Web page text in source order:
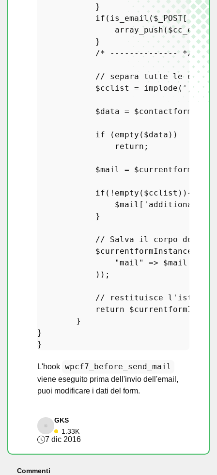
            }
if ( is_email($_POST[
array_push($cc_email
            }
/* -------------- */
// separa tutte le email
$cclist
= implode ( ', ' ,
$data =
if ( empty ( $data ))
return ;
$mail =
if (! empty ( $cclist )){
$mail [
            }
// Salva il corpo
$currentformInstance
"mail"
=> $mail
            ));
// restituisce l'istanza
return
        }
}
L'hook wpcf7_before_send_mail
viene eseguito prima dell'invio dell'email,
puoi modificare i dati del form.
GKS
1.33K
7 dic 2016
Commenti